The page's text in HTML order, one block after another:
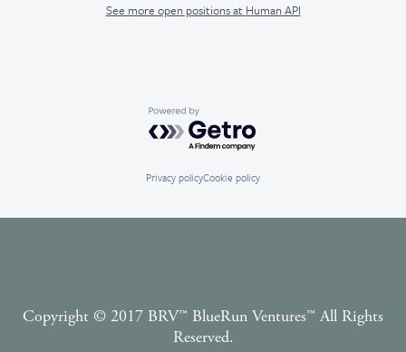
See more open positions at Human API
Powered by Getro.com
Privacy policyCookie policy
Copyright © 2017 BRV™️ BlueRun Ventures™️ All Rights
Reserved.